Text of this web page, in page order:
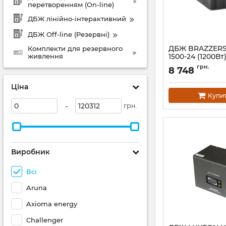
перетворенням (On-line)
ДБЖ лінійно-інтерактивний
ДБЖ Off-line (Резервні)
Комплекти для резервного
живлення
Ціна
- грн.
Виробник
Всі
Aruna
Axioma energy
Challenger
ДБЖ
1500-24
зовнішній АКБ
(LiFePo4/GEL/
заряду 10/20A
Артикул:
8 748 грн.